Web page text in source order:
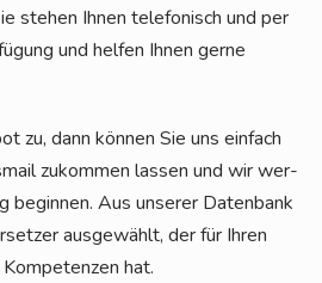
ste­hen Ihnen tele­fo­nisch und per
und hel­fen Ihnen ger­ne
zu, dann kön­nen Sie uns ein­fach
zukom­men las­sen und wir wer­
begin­nen. Aus unse­rer Daten­bank
aus­ge­wählt, der für Ihren
hat.